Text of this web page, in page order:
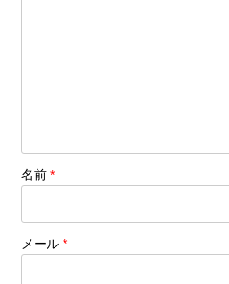
名前 *
メール *